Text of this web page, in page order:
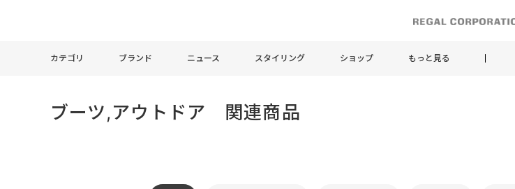
カテゴリ ブランド ニュース スタイリング ショップ もっと見る
ブーツ,アウトドア 関連商品